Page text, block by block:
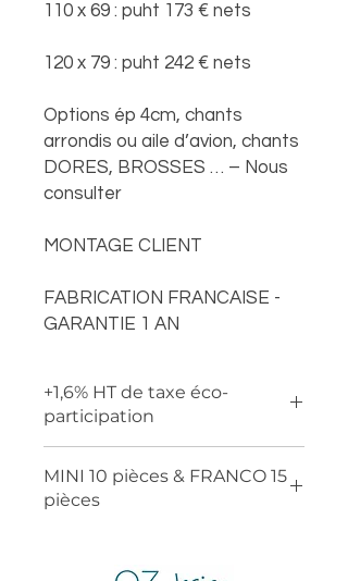
110 x 69 : puht 173 € nets
120 x 79 : puht 242 € nets
Options ép 4cm, chants
arrondis ou aile d’avion, chants
DORES, BROSSES … – Nous
consulter
MONTAGE CLIENT
FABRICATION FRANCAISE -
GARANTIE 1 AN
+1,6% HT de taxe éco-
participation
MINI 10 pièces & FRANCO 15
pièces